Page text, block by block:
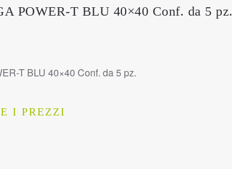
POWER-T BLU 40×40 Conf. da 5 pz.
T BLU 40×40 Conf. da 5 pz.
I PREZZI